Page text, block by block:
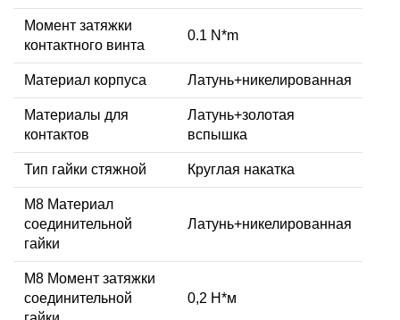
Момент затяжки
контактного винта
0.1 N*m
Материал корпуса Латунь+никелированная
Материалы для
контактов
Латунь+золотая
вспышка
Тип гайки стяжной Круглая накатка
М8 Материал
соединительной
гайки
Латунь+никелированная
M8 Момент затяжки
соединительной
0,2 Н*м